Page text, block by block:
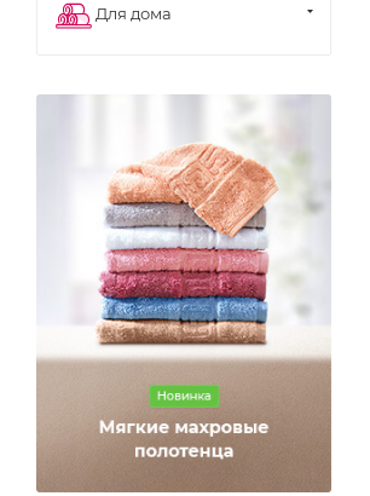
Для дома